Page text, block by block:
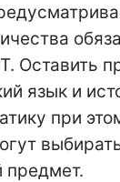
Оставить
язык и
при
предмет.